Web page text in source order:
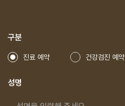
구분
진료 예약 건강검진 예약
성명